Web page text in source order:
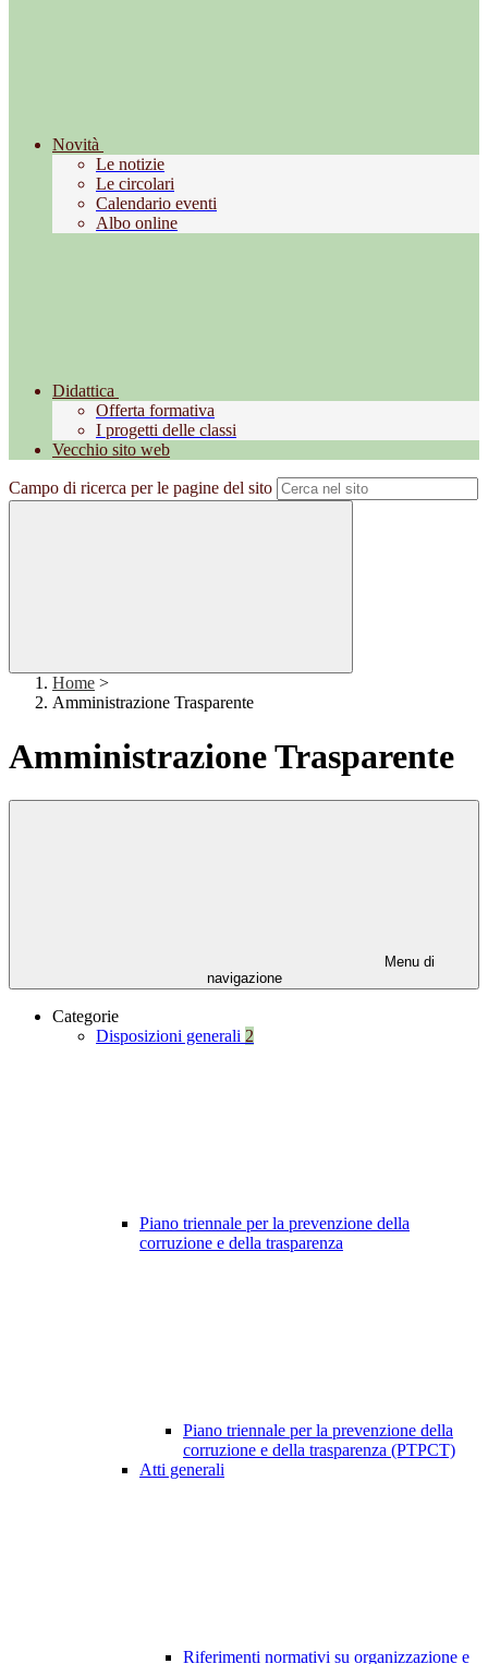
Novità
Le notizie
Le circolari
Calendario eventi
Albo online
Didattica
Offerta formativa
I progetti delle classi
Vecchio sito web
Campo di ricerca per le pagine del sito
Home >
Amministrazione Trasparente
Amministrazione Trasparente
Menu di
navigazione
Categorie
Disposizioni generali 2
Piano triennale per la prevenzione della
corruzione e della trasparenza
Piano triennale per la prevenzione della
corruzione e della trasparenza (PTPCT)
Atti generali
Riferimenti normativi su organizzazione e